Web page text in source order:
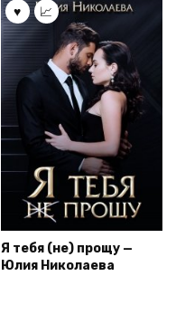
Я тебя (не) прощу —
Юлия Николаева